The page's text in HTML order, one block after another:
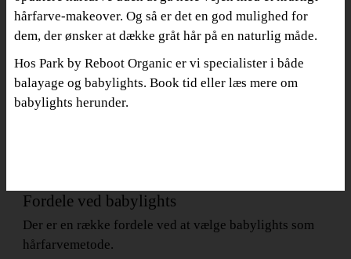
hårfarve-makeover. Og så er det en god mulighed for
dem, der ønsker at dække gråt hår på en naturlig måde.
Hos Park by Reboot Organic er vi specialister i både
balayage og babylights. Book tid eller læs mere om
babylights herunder.
Fordele ved babylights
Der er en række fordele ved at vælge babylights som
hårfarvemetode.